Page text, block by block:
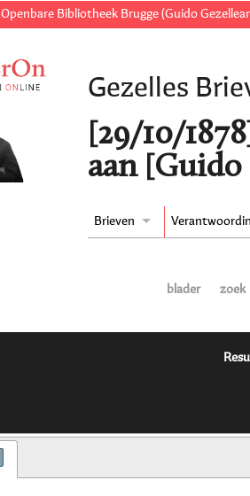
Openbare Bibliotheek Brugge (Guido
Gezelles
[29/10/
aan [Guido
Brieven
blader zoek